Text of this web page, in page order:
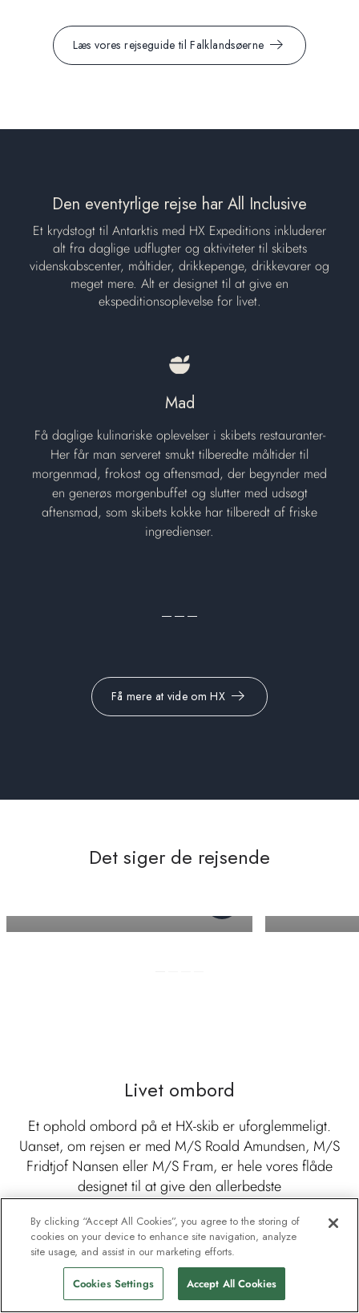
Læs vores rejseguide til Falklandsøerne
Den eventyrlige rejse har All Inclusive
Et krydstogt til Antarktis med HX Expeditions inkluderer
alt fra daglige udflugter og aktiviteter til skibets
videnskabscenter, måltider, drikkepenge, drikkevarer og
meget mere. Alt er designet til at give en
ekspeditionsoplevelse for livet.
Mad
Få daglige kulinariske oplevelser i skibets restauranter-
Her får man serveret smukt tilberedte måltider til
morgenmad, frokost og aftensmad, der begynder med
en generøs morgenbuffet og slutter med udsøgt
aftensmad, som skibets kokke har tilberedt af friske
ingredienser.
Få mere at vide om HX
Det siger de rejsende
Livet ombord
Et ophold ombord på et HX-skib er uforglemmeligt.
Uanset, om rejsen er med M/S Roald Amundsen, M/S
Fridtjof Nansen eller M/S Fram, er hele vores flåde
designet til at give den allerbedste
verdens største udbyder af antarktiske ekspeditioner er
vi i en perfekt position til at tilbyde en balance mellem
eventyrlige oplevelser, luksuriøs komfort og
tankevækkende rejser, der sikrer en ferie ulig nogen
anden.
By clicking “Accept All Cookies”, you agree to the storing of
cookies on your device to enhance site navigation, analyze
site usage, and assist in our marketing efforts.
Cookies Settings Accept All Cookies